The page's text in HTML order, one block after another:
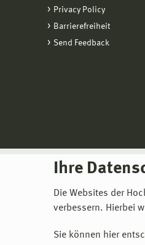
Ihre
Die Websites der
verbessern. Hierbei
Sie können hier
Privacy Policy
Barrierefreiheit
Send Feedback